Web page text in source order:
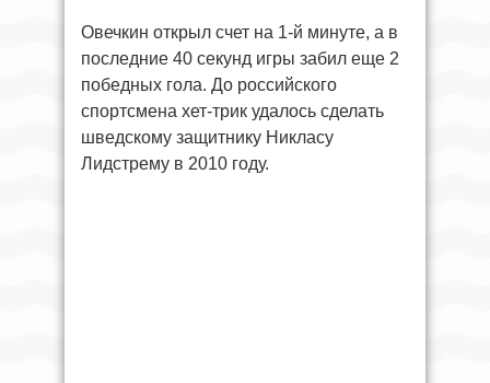
Овечкин открыл счет на 1-й минуте, а в
последние 40 секунд игры забил еще 2
победных гола. До российского
спортсмена хет-трик удалось сделать
шведскому защитнику Никласу
Лидстрему в 2010 году.